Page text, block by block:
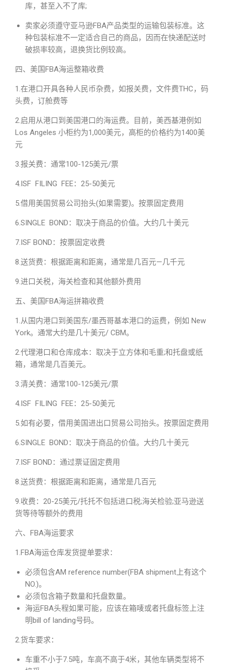
库，甚至入不了库;
卖家必须遵守亚马逊FBA产品类型的运输包装标准。这
种包装标准不一定适合自己的商品，因而在快递配送时
破损率较高，退换货比例较高。
四、美国FBA海运整箱收费
1.在港口开具各种人民币杂费，如报关费，文件费THC，码
头费，订舱费等
2.启用从港口到美国港口的海运费。目前，美西基港例如
Los Angeles 小柜约为1,000美元，高柜的价格约为1400美
元
3.报关费：通常100-125美元/票
4.ISF FILING FEE：25-50美元
5.借用美国贸易公司抬头(如果需要)。按票固定费用
6.SINGLE BOND：取决于商品的价值。大约几十美元
7.ISF BOND：按票固定收费
8.送货费：根据距离和距离，通常是几百元—几千元
9.进口关税，海关检查和其他额外费用
五、美国FBA海运拼箱收费
1.从国内港口到美国东/墨西哥基本港口的运费，例如 New
York。通常大约是几十美元/ CBM。
2.代理港口和仓库成本：取决于立方体和毛重;和托盘或纸
箱，通常是几百美元。
3.清关费：通常100-125美元/票
4.ISF FILING FEE：25-50美元
5.如有必要，借用美国进出口贸易公司抬头。按票固定费用
6.SINGLE BOND：取决于商品的价值。大约几十美元
7.ISF BOND：通过票证固定费用
8.送货费：根据距离和距离，通常是几百元
9.收费：20-25美元/托托不包括进口税;海关检验;亚马逊送
货等待等额外的费用
六、FBA海运要求
1.FBA海运仓库发货提单要求：
必须包含AM reference number(FBA shipment上有这个
NO.)。
必须包含箱子数量和托盘数量。
海运FBA头程如果可能，应该在箱唛或者托盘标签上注
明bill of landing号码。
2.货车要求：
车重不小于7.5吨，车高不高于4米，其他车辆类型将不